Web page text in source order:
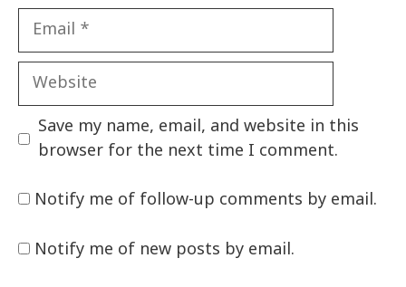
Email
Website
Save my name, email, and website in this
browser for the next time I comment.
Notify me of follow-up comments by email.
Notify me of new posts by email.